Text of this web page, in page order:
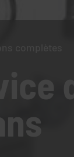
complètes